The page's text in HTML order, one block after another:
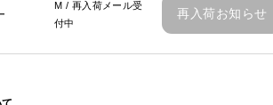
M / 再入荷メール受
付中
再入荷お知らせ